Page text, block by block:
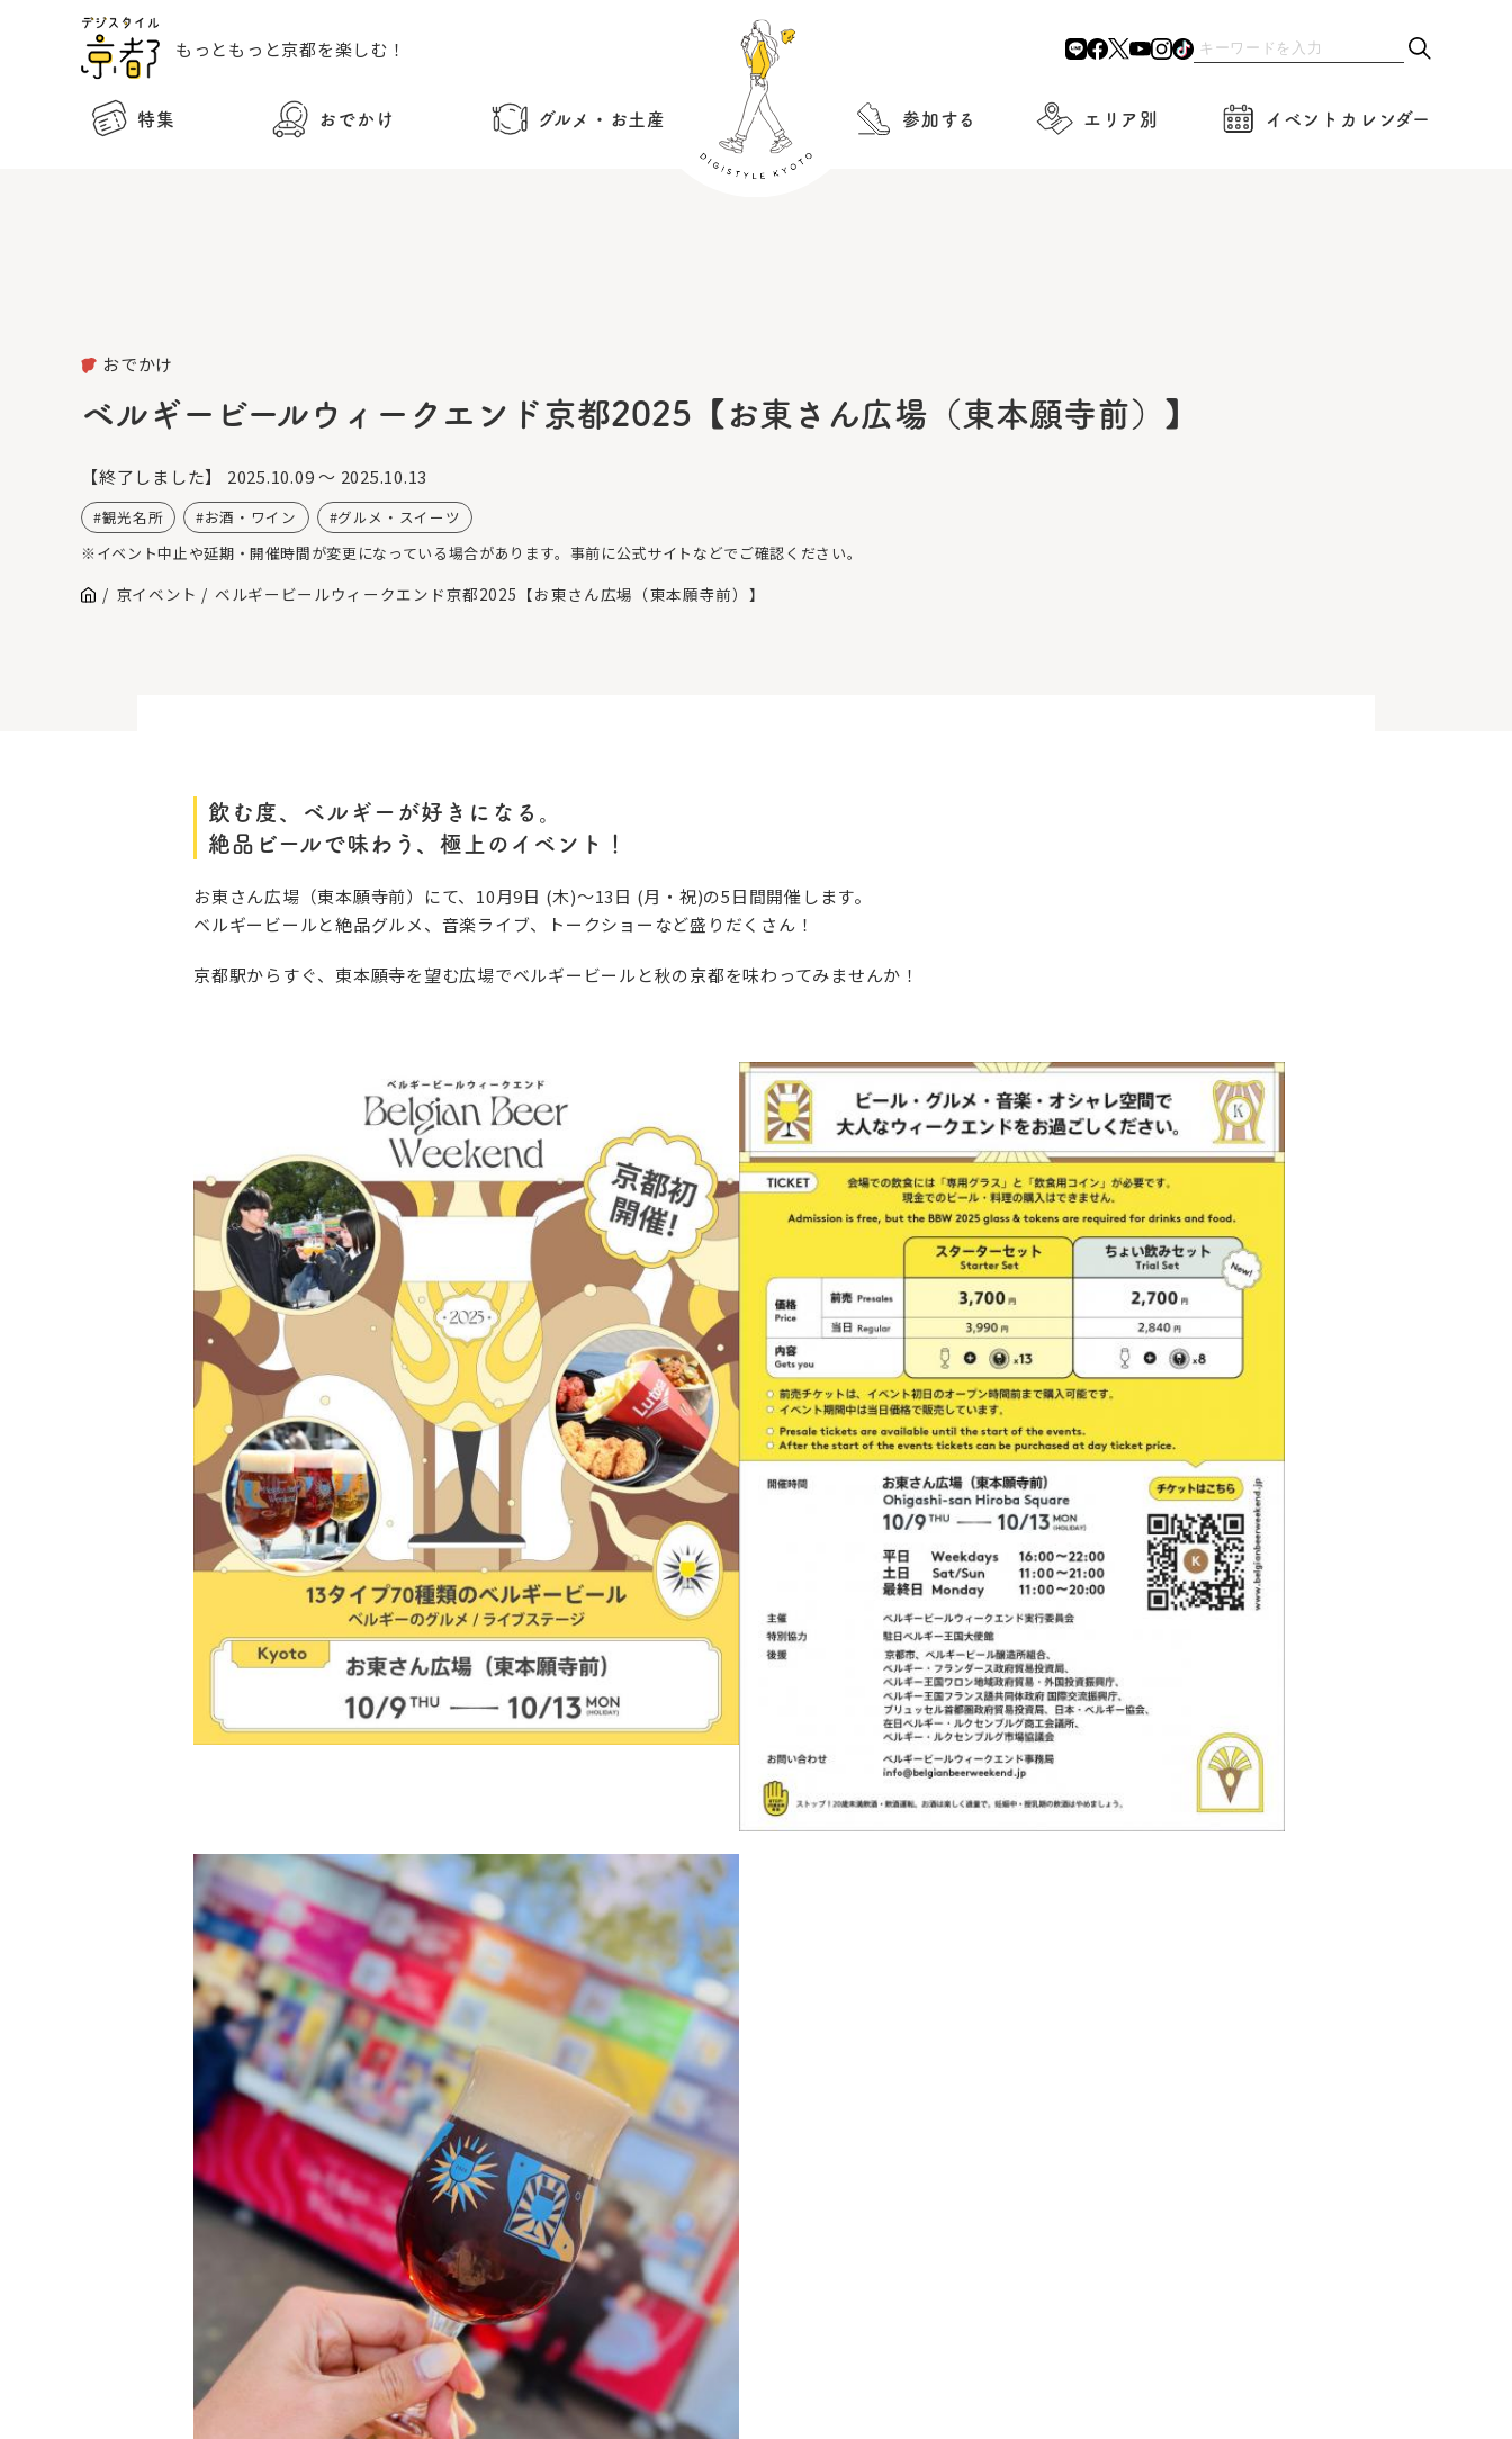
もっともっと京都を楽しむ！
特集 おでかけ グルメ・お土産 参加する エリア別 イベントカレンダー
おでかけ
ベルギービールウィークエンド京都2025【お東さん広場（東本願寺前）】
【終了しました】 2025.10.09 ～ 2025.10.13
観光名所 お酒・ワイン
グルメ・スイーツ
※イベント中止や延期・開催時間が変更になっている場合があります。事前に公式サイトなどでご確認ください。
京イベント ベルギービールウィークエンド京都2025【お東さん広場（東本願寺前）】
飲む度、ベルギーが好きになる。
絶品ビールで味わう、極上のイベント！
お東さん広場（東本願寺前）にて、10月9日 (木)〜13日 (月・祝)の5日間開催します。
ベルギービールと絶品グルメ、音楽ライブ、トークショーなど盛りだくさん！
京都駅からすぐ、東本願寺を望む広場でベルギービールと秋の京都を味わってみませんか！